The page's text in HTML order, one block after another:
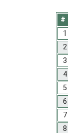
#
1
2
3
4
5
6
7
8